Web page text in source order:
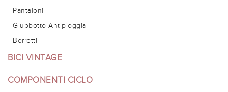
Pantaloni
Giubbotto Antipioggia
Berretti
BICI VINTAGE
COMPONENTI CICLO